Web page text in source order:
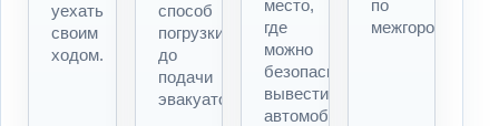
уехать
своим
ходом.
способ
погрузки
до
подачи
эвакуатора.
место,
где
можно
безопасно
вывести
автомобиль.
по
межгороду.